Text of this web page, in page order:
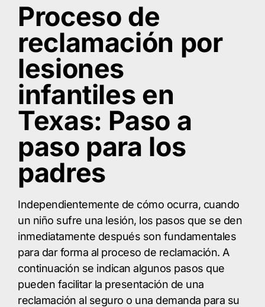
Proceso de
reclamación por
lesiones
infantiles en
Texas: Paso a
paso para los
padres
Independientemente de cómo ocurra, cuando
un niño sufre una lesión, los pasos que se den
inmediatamente después son fundamentales
para dar forma al proceso de reclamación. A
continuación se indican algunos pasos que
pueden facilitar la presentación de una
reclamación al seguro o una demanda para su